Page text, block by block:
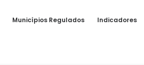
Municípios Regulados Indicadores